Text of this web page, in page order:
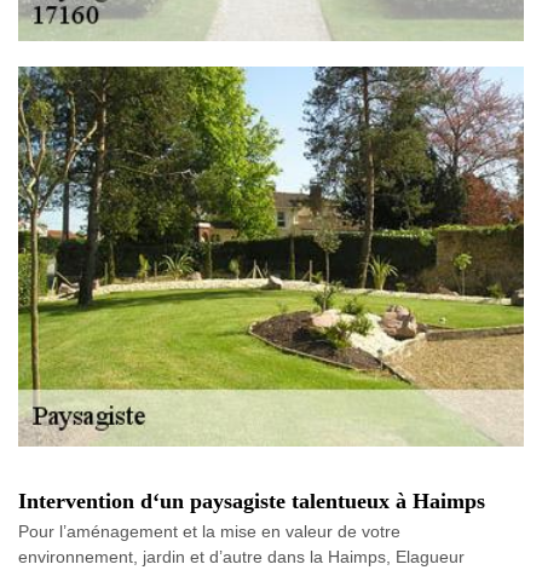
Intervention d‘un paysagiste talentueux à Haimps
Pour l’aménagement et la mise en valeur de votre
environnement, jardin et d’autre dans la Haimps, Elagueur